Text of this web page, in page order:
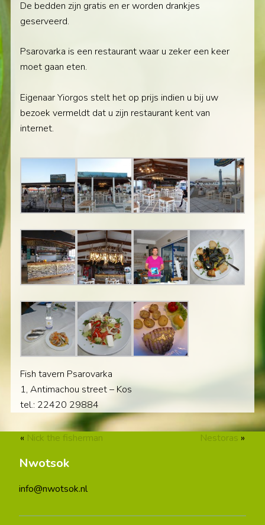
De bedden zijn gratis en er worden drankjes
geserveerd.
Psarovarka is een restaurant waar u zeker een keer
moet gaan eten.
Eigenaar Yiorgos stelt het op prijs indien u bij uw
bezoek vermeldt dat u zijn restaurant kent van
internet.
Fish tavern Psarovarka
1, Antimachou street – Kos
tel.: 22420 29884
« Nick the fisherman Nestoras »
Nwotsok
info@nwotsok.nl